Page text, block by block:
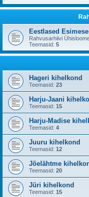
Eestlased
Rahvusarhiivi
Teemasid: 5
Hageri kihelkond
Teemasid: 23
Harju-Jaani
Teemasid: 15
Harju-Madise
Teemasid: 4
Juuru kihelkond
Teemasid: 12
Jõelähtme
Teemasid: 20
Jüri kihelkond
Teemasid: 15